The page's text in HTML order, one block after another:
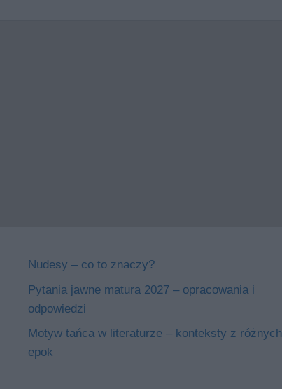
Nudesy – co to znaczy?
Pytania jawne matura 2027 – opracowania i
odpowiedzi
Motyw tańca w literaturze – konteksty z różnych
epok